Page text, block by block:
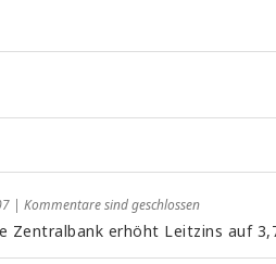
| Kommentare sind geschlossen
Zentralbank erhöht Leitzins auf